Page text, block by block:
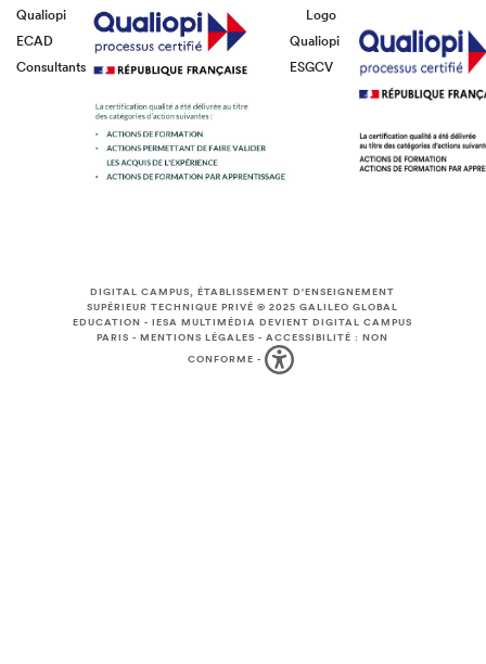
Qualiopi
ECAD
Consultants
Logo
Qualiopi
ESGCV
DIGITAL CAMPUS, ÉTABLISSEMENT D'ENSEIGNEMENT
SUPÉRIEUR TECHNIQUE PRIVÉ © 2025GALILEO GLOBAL
EDUCATION -IESA MULTIMÉDIA DEVIENT DIGITAL CAMPUS
PARIS -MENTIONS LÉGALES -ACCESSIBILITÉ : NON
CONFORME -